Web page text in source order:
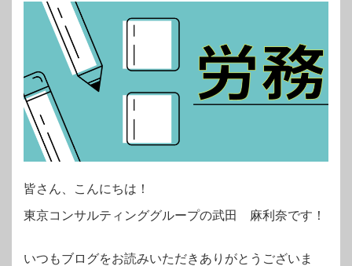
皆さん、こんにちは！
東京コンサルティンググループの武田 麻利奈です！
いつもブログをお読みいただきありがとうございま